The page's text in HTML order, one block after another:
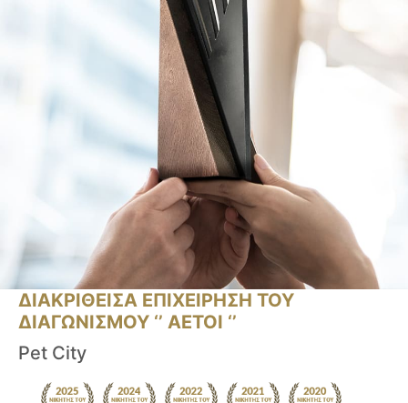
ΔΙΑΚΡΙΘΕΙΣΑ ΕΠΙΧΕΙΡΗΣΗ ΤΟΥ
ΔΙΑΓΩΝΙΣΜΟΥ ‘’ ΑΕΤΟΙ ‘’
Pet City